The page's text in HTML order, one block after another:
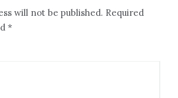
will not be published. Required
*